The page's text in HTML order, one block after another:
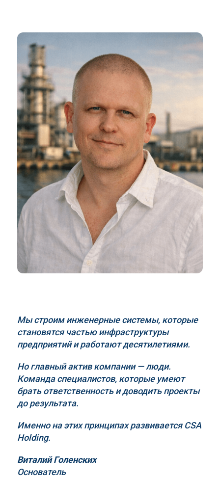
Мы строим инженерные системы, которые
становятся частью инфраструктуры
предприятий и работают десятилетиями.
Но главный актив компании — люди.
Команда специалистов, которые умеют
брать ответственность и доводить проекты
до результата.
Именно на этих принципах развивается CSA
Holding.
Виталий Голенских
Основатель